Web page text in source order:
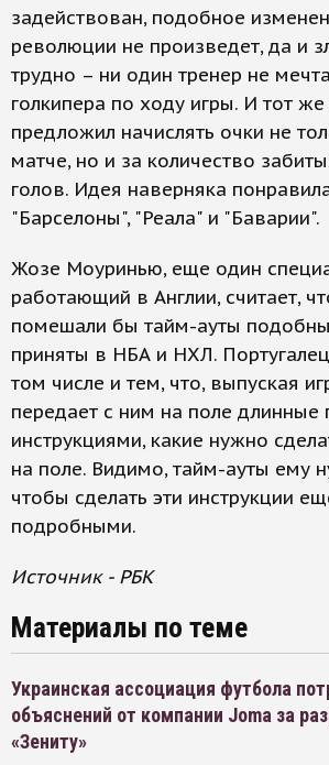
задействован, подобное
революции не произведет, да и
трудно – ни один тренер не
голкипера по ходу игры. И тот
предложил начислять очки не
матче, но и за количество
голов. Идея наверняка
"Барселоны", "Реала" и "Баварии".
Жозе Моуринью, еще один
работающий в Англии, считает,
помешали бы тайм-ауты
приняты в НБА и НХЛ.
том числе и тем, что, выпуская
передает с ним на поле длинные
инструкциями, какие нужно
на поле. Видимо, тайм-ауты ему
чтобы сделать эти инструкции
подробными.
Источник - РБК
Материалы по теме
Украинская ассоциация футбола
объяснений от компании Joma за
«Зениту»